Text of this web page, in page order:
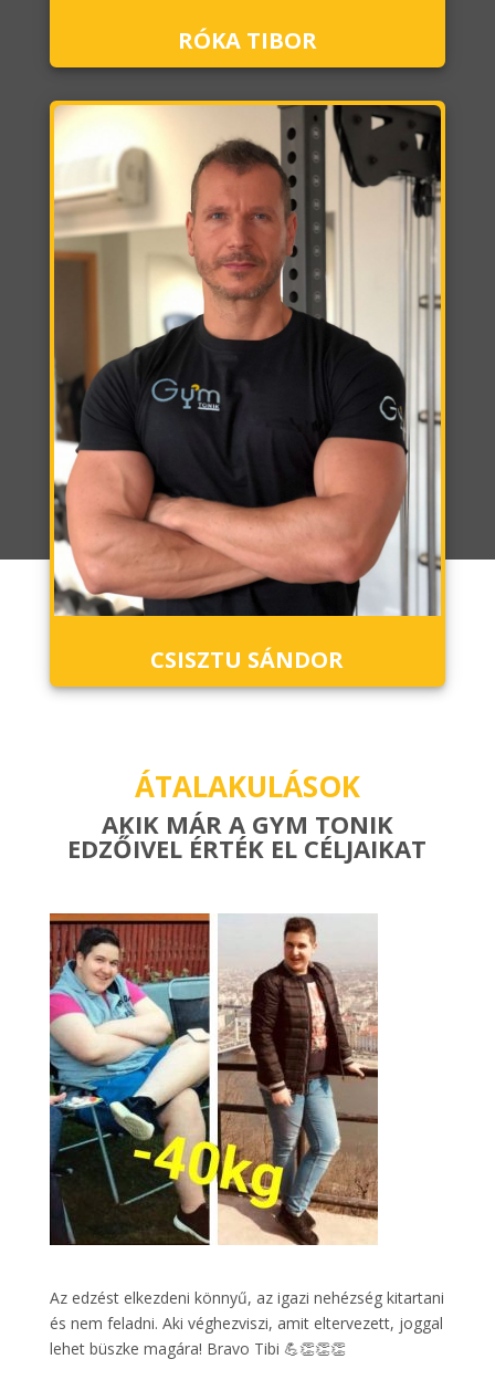
RÓKA TIBOR
CSISZTU SÁNDOR
ÁTALAKULÁSOK
AKIK MÁR A GYM TONIK
EDZŐIVEL ÉRTÉK EL CÉLJAIKAT
Az edzést elkezdeni könnyű, az igazi nehézség kitartani
és nem feladni. Aki véghezviszi, amit eltervezett, joggal
lehet büszke magára! Bravo Tibi 💪👏👏👏